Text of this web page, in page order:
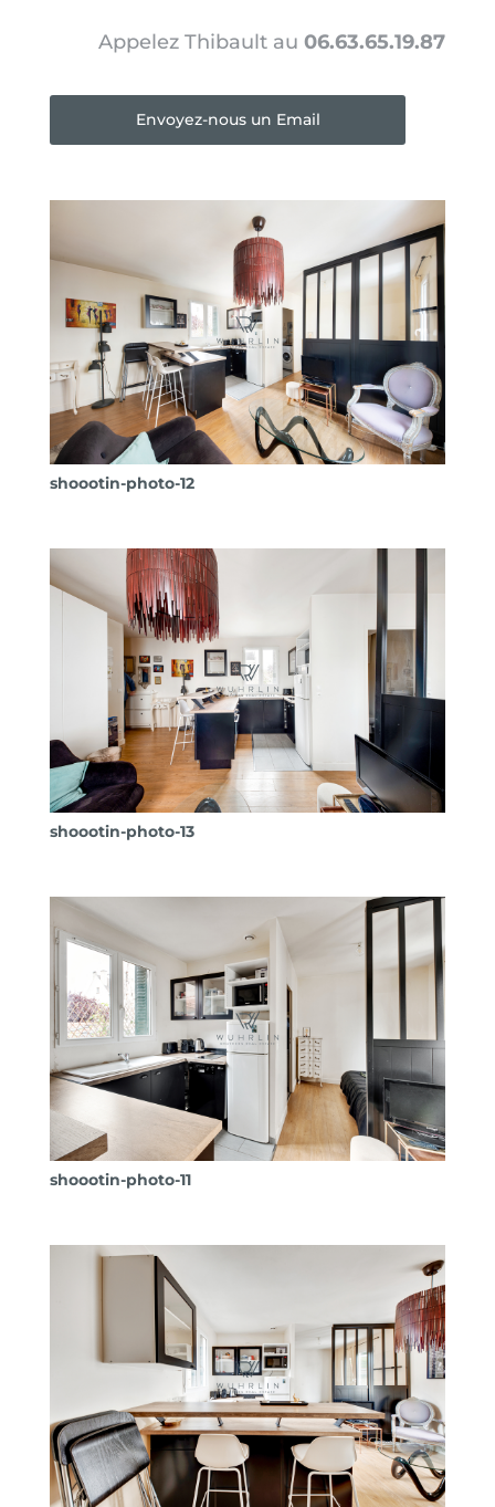
Appelez Thibault au06.63.65.19.87
Envoyez-nous un Email
shoootin-photo-12
shoootin-photo-13
shoootin-photo-11